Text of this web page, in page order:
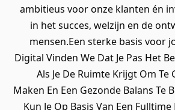
ambitieus voor onze klanten én
in het succes, welzijn en de
mensen.Een sterke basis voor
Digital Vinden We Dat Je Pas Het
Als Je De Ruimte Krijgt Om Te
Maken En Een Gezonde Balans Te
Kun Je Op Basis Van Een